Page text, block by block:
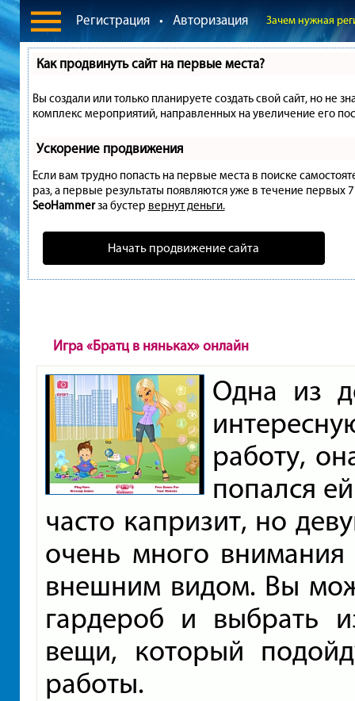
Регистрация • Авторизация Зачем нужная
Как продвинуть сайт на первые места?
Вы создали или только планируете создать свой сайт, но не
комплекс мероприятий, направленных на увеличение его
Ускорение продвижения
Если вам трудно попасть на первые места в поиске
раз, а первые результаты появляются уже в течение первых
SeoHammerза бустер вернут деньги.
Начать продвижение сайта
Игра «Братц в няньках» онлайн
Одна из
работу,
попался
часто капризит, но
очень много
внешним видом. Вы
гардероб и выбрать
вещи, который
работы.